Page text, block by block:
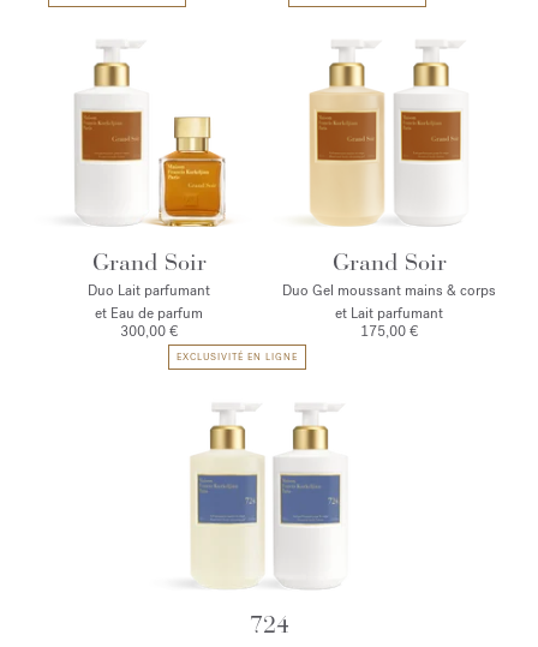
Grand Soir
Duo Lait parfumant
et Eau de parfum
300,00 €
Grand Soir
Duo Gel moussant mains & corps
et Lait parfumant
175,00 €
EXCLUSIVITÉ EN LIGNE
724